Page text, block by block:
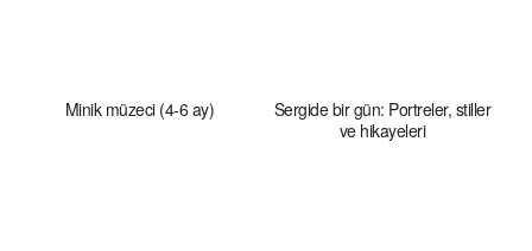
Minik müzeci (4-6 ay)
Sergide bir gün: Portreler, stiller
ve hikayeleri